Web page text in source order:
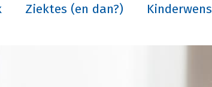
Ziektes (en dan?) Kinderwens